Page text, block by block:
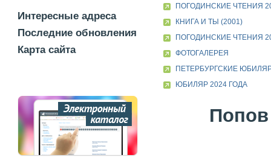
Интересные адреса
Последние обновления
Карта сайта
ПОГОДИНСКИЕ ЧТЕНИЯ
КНИГА И ТЫ (2001)
ПОГОДИНСКИЕ ЧТЕНИЯ
ФОТОГАЛЕРЕЯ
ПЕТЕРБУРГСКИЕ
ЮБИЛЯР 2024 ГОДА
Попов